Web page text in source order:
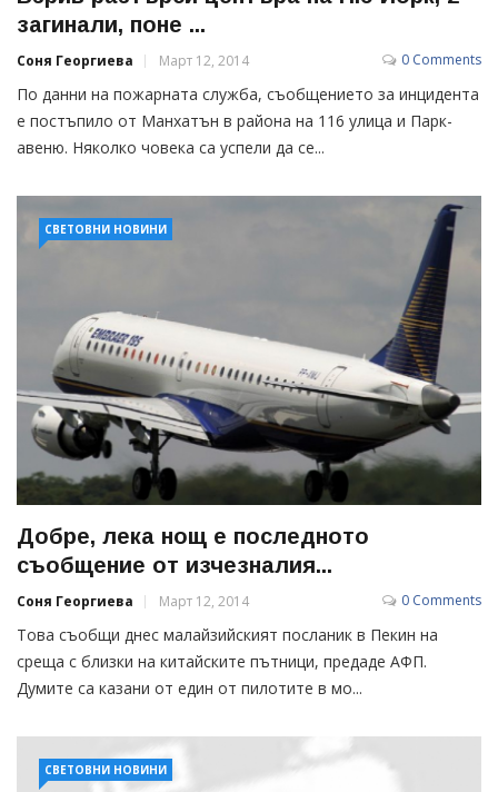
загинали, поне ...
Соня Георгиева Март 12, 2014 0 Comments
По данни на пожарната служба, съобщението за инцидента
е постъпило от Манхатън в района на 116 улица и Парк-
авеню. Няколко човека са успели да се...
СВЕТОВНИ НОВИНИ
Добре, лека нощ е последното
съобщение от изчезналия...
Соня Георгиева Март 12, 2014 0 Comments
Това съобщи днес малайзийският посланик в Пекин на
среща с близки на китайските пътници, предаде АФП.
Думите са казани от един от пилотите в мо...
СВЕТОВНИ НОВИНИ